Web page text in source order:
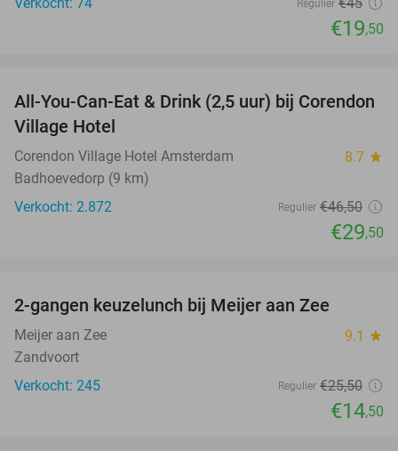
Regulier
€19,50
37%
All-You-Can-Eat & Drink (2,5 uur) bij Corendon
Village Hotel
Corendon Village Hotel Amsterdam 8.7 star
Badhoevedorp (9 km)
Verkocht: 2.872
Regulier €46,50
€29,50
2-gangen keuzelunch bij Meijer aan Zee
Meijer aan Zee 9.1 star
Zandvoort
Verkocht: 245
Regulier €25,50
€14,50